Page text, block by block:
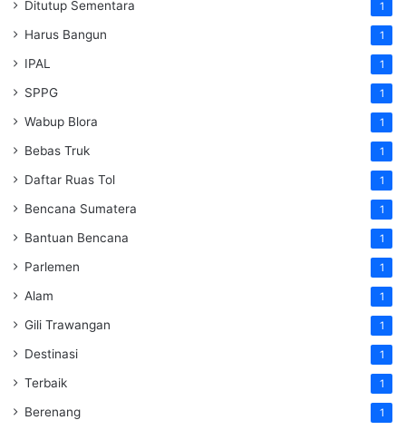
Ditutup Sementara 1
Harus Bangun 1
IPAL 1
SPPG 1
Wabup Blora 1
Bebas Truk 1
Daftar Ruas Tol 1
Bencana Sumatera 1
Bantuan Bencana 1
Parlemen 1
Alam 1
Gili Trawangan 1
Destinasi 1
Terbaik 1
Berenang 1